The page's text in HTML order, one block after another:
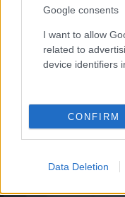
Google consents
I want to allow
related to
device identifiers
CONFIRM
Data Deletion
Από το τροχαίο
ασθενοφόρο του
Λαμίας. Μέχρι
τραυματίστηκαν οι